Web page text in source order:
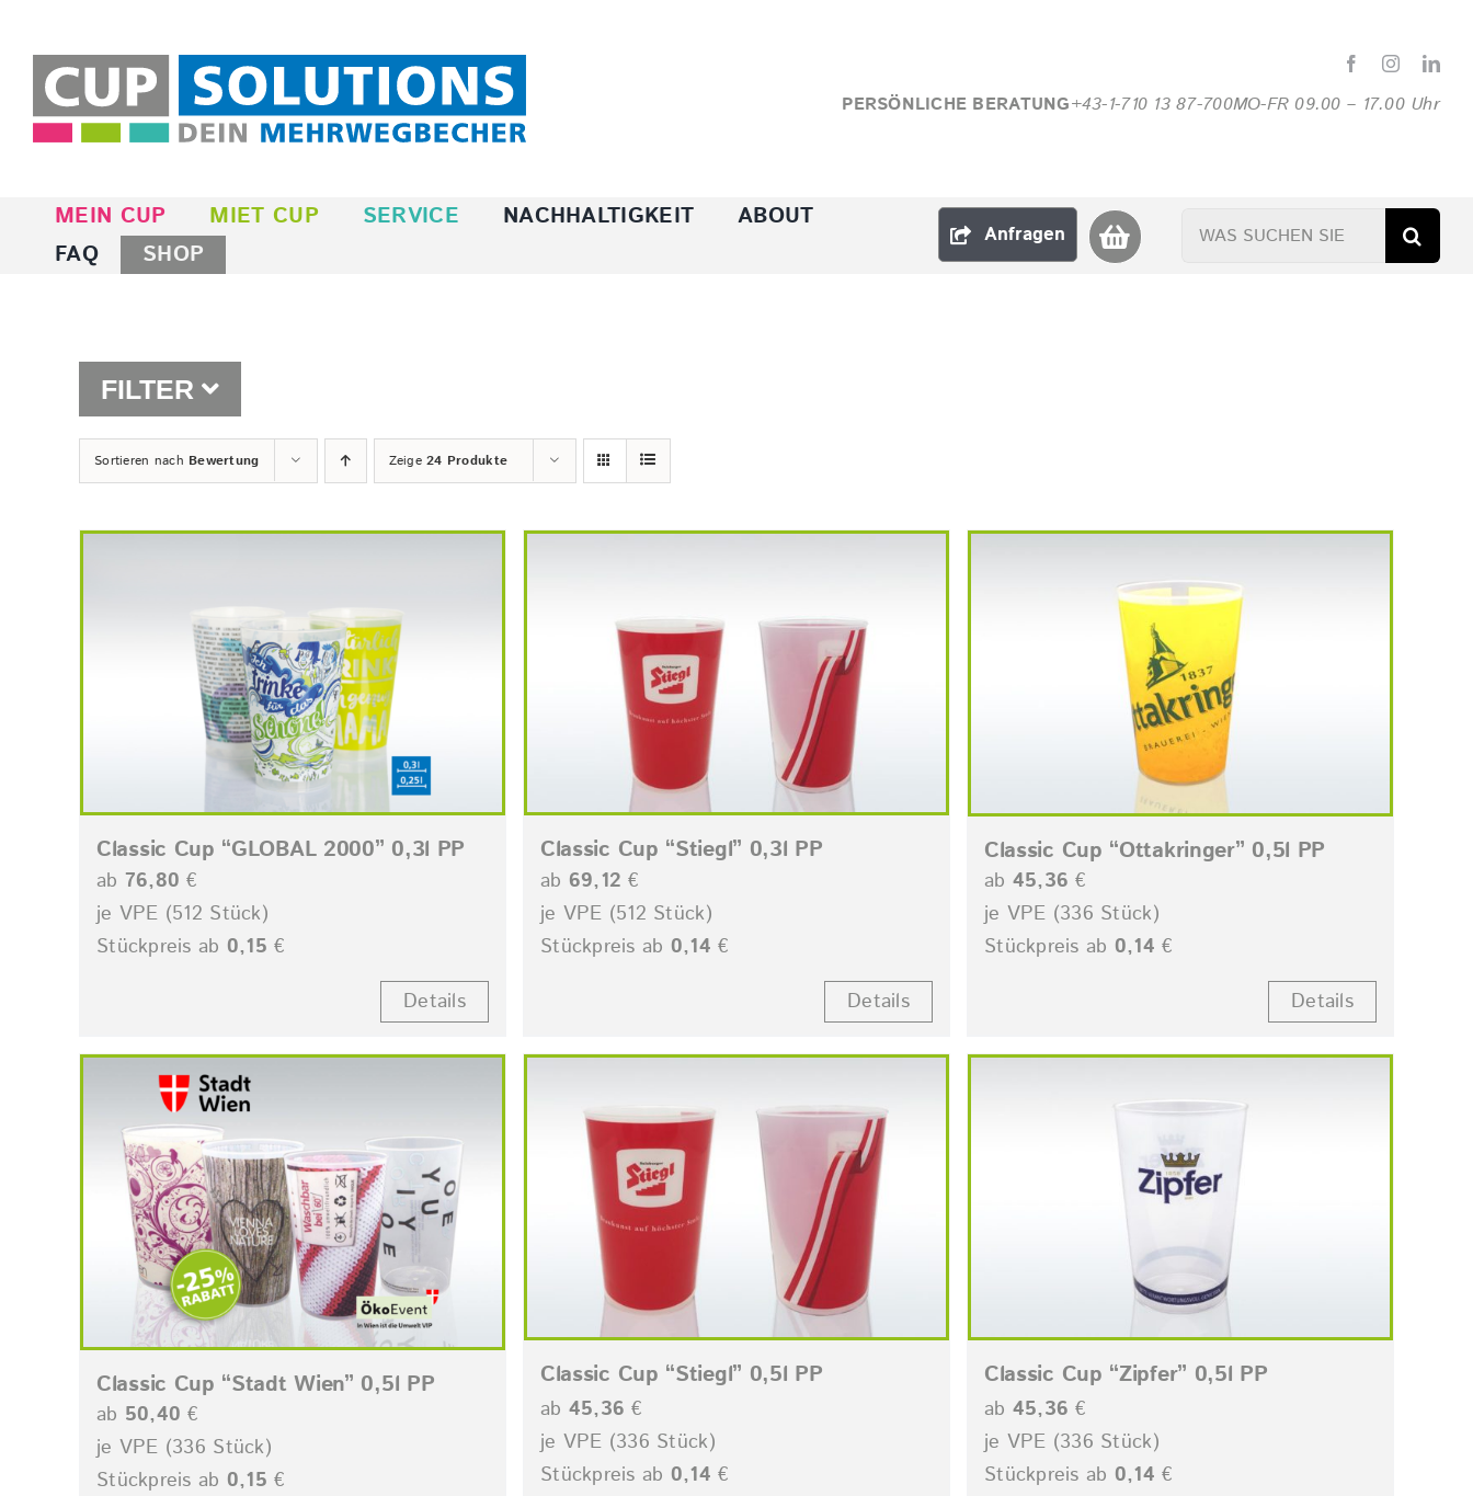
Inhalt
springen
PERSÖNLICHE BERATUNG+43-1-710 13 87-700MO-FR 09.00 – 17.00 Uhr
MEIN CUP MIET CUP SERVICE NACHHALTIGKEIT
ABOUT
FAQ
SHOP
Anfragen
Suche
FILTER
Sortieren nach Bewertung Zeige24 Produkte
Classic Cup “GLOBAL 2000” 0,3l PP
ab 76,80 €
je VPE (512 Stück)
Stückpreis ab 0,15 €
Details
Classic Cup “Stiegl” 0,3l PP
ab 69,12 €
je VPE (512 Stück)
Stückpreis ab 0,14 €
Details
Classic Cup “Ottakringer” 0,5l PP
ab 45,36 €
je VPE (336 Stück)
Stückpreis ab 0,14 €
Details
Classic Cup “Stadt Wien” 0,5l PP
ab 50,40 €
je VPE (336 Stück)
Stückpreis ab 0,15 €
Classic Cup “Stiegl” 0,5l PP
ab 45,36 €
je VPE (336 Stück)
Stückpreis ab 0,14 €
Classic Cup “Zipfer” 0,5l PP
ab 45,36 €
je VPE (336 Stück)
Stückpreis ab 0,14 €